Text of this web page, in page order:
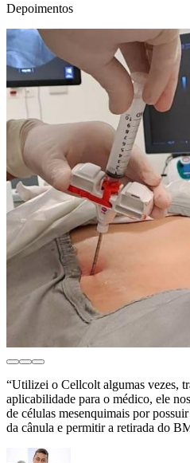
Depoimentos
“Utilizei o Cellcolt algumas vezes,
aplicabilidade para o médico, ele
de células mesenquimais por
da cânula e permitir a retirada do